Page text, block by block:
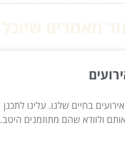
בחיים שלנו. עלינו לתכנן
ולוודא שהם מתוזמנים היטב.